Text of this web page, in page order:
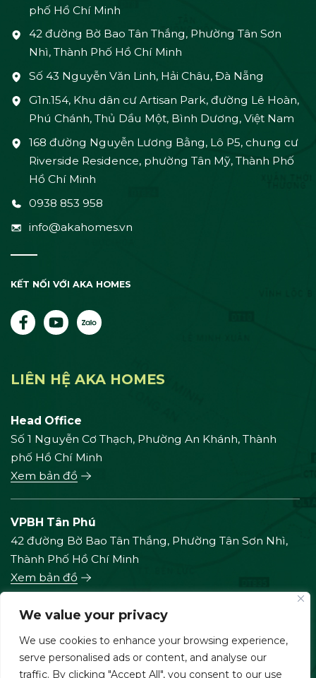
We value your privacy
We use cookies to enhance your browsing experience,
serve personalised ads or content, and analyse our
traffic. By clicking "Accept All", you consent to our use
phố Hồ Chí Minh
42 đường Bờ Bao Tân Thắng, Phường Tân Sơn
Nhì, Thành Phố Hồ Chí Minh
Số 43 Nguyễn Văn Linh, Hải Châu, Đà Nẵng
G1n.154, Khu dân cư Artisan Park, đường Lê Hoàn,
Phú Chánh, Thủ Dầu Một, Bình Dương, Việt Nam
168 đường Nguyễn Lương Bằng, Lô P5, chung cư
Riverside Residence, phường Tân Mỹ, Thành Phố
Hồ Chí Minh
0938 853 958
info@akahomes.vn
KẾT NỐI VỚI AKA HOMES
LIÊN HỆ AKA HOMES
Head Office
Số 1 Nguyễn Cơ Thạch, Phường An Khánh, Thành
phố Hồ Chí Minh
Xem bản đồ
VPBH Tân Phú
42 đường Bờ Bao Tân Thắng, Phường Tân Sơn Nhì,
Thành Phố Hồ Chí Minh
Xem bản đồ
VPBH Phú Mỹ Hưng
168 đường Nguyễn Lương Bằng, Lô P5, chung cư
Riverside Residence, phường Tân Mỹ, Thành Phố Hồ